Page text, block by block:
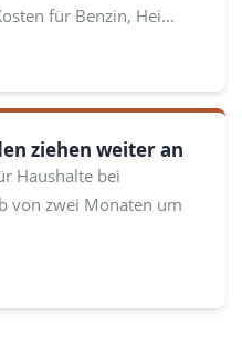
für Benzin, Hei...
ziehen weiter an
Haushalte bei
von zwei Monaten um